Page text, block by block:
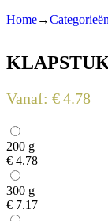
Home→Categorieën
Vanaf: €4.78
200 g
€ 4.78
300 g
€ 7.17